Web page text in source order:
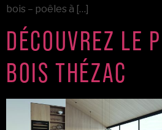
bois – poêles à […]
DÉCOUVREZ LE
BOIS THÉZAC